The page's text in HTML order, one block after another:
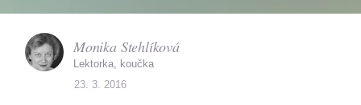
Monika Stehlíková
Lektorka, koučka
23. 3. 2016